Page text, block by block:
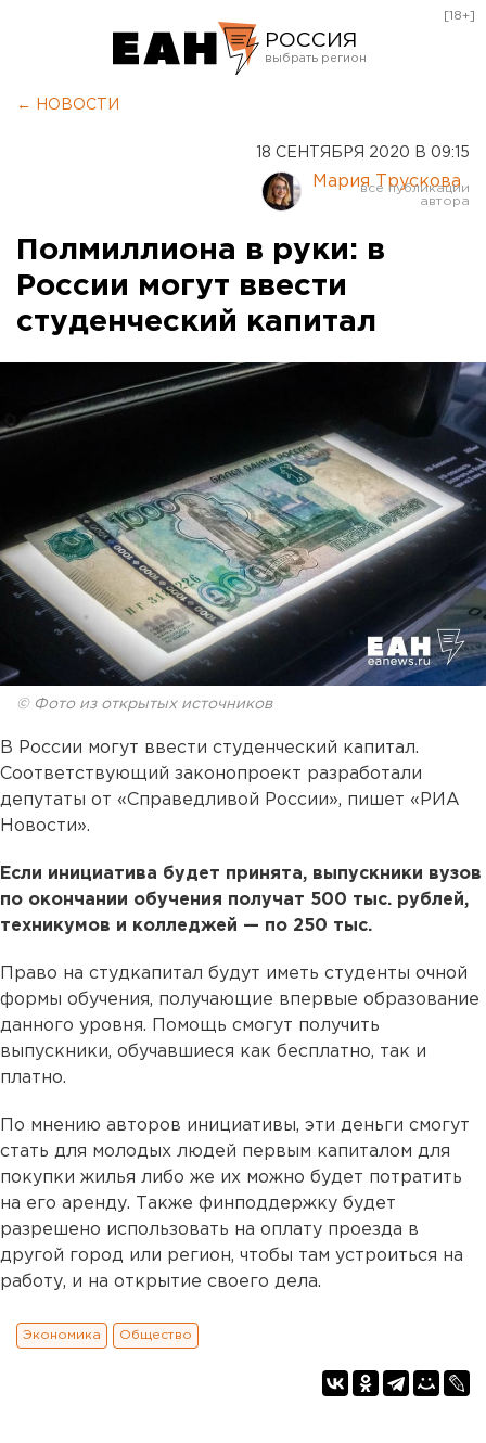
РОССИЯ
Курган
Оренбург
[18+]
← НОВОСТИ
18 СЕНТЯБРЯ 2020 В 09:15
Мария Трускова
Полмиллиона в руки: в
России могут ввести
студенческий капитал
© Фото из открытых источников
В России могут ввести студенческий капитал.
Соответствующий законопроект разработали
депутаты от «Справедливой России», пишет «РИА
Новости».
Если инициатива будет принята, выпускники вузов
по окончании обучения получат 500 тыс. рублей,
техникумов и колледжей — по 250 тыс.
Право на студкапитал будут иметь студенты очной
формы обучения, получающие впервые образование
данного уровня. Помощь смогут получить
выпускники, обучавшиеся как бесплатно, так и
платно.
По мнению авторов инициативы, эти деньги смогут
стать для молодых людей первым капиталом для
покупки жилья либо же их можно будет потратить
на его аренду. Также финподдержку будет
разрешено использовать на оплату проезда в
другой город или регион, чтобы там устроиться на
работу, и на открытие своего дела.
Экономика Общество